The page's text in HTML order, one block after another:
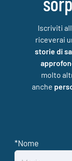
Iscriviti
riceverai
storie di
molto
anche